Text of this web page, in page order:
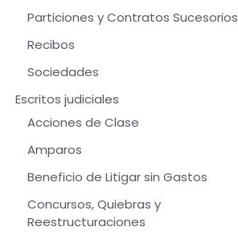
Particiones y Contratos Sucesorios
Recibos
Sociedades
Escritos judiciales
Acciones de Clase
Amparos
Beneficio de Litigar sin Gastos
Concursos, Quiebras y
Reestructuraciones